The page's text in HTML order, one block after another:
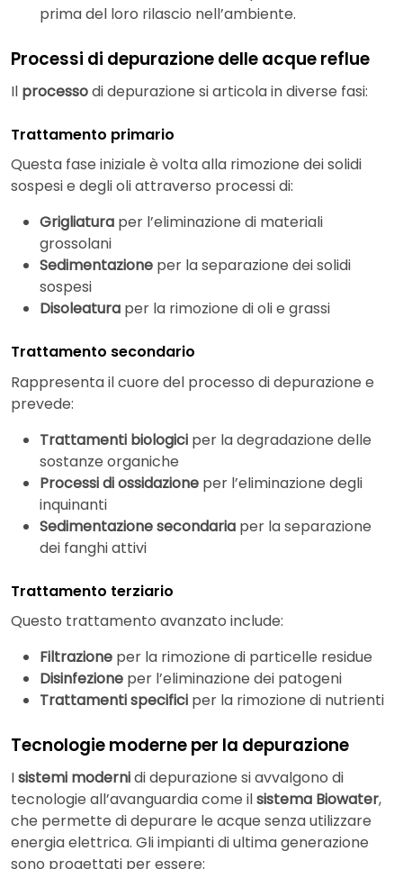
prima del loro rilascio nell’ambiente.
Processi di depurazione delle acque reflue
Il processodi depurazione si articola in diverse fasi:
Trattamento primario
Questa fase iniziale è volta alla rimozione dei solidi
sospesi e degli oli attraverso processi di:
Grigliatura per l’eliminazione di materiali
grossolani
Sedimentazione per la separazione dei solidi
sospesi
Disoleatura per la rimozione di oli e grassi
Trattamento secondario
Rappresenta il cuore del processo di depurazione e
prevede:
Trattamenti biologici per la degradazione delle
sostanze organiche
Processi di ossidazione per l’eliminazione degli
inquinanti
Sedimentazione secondaria per la separazione
dei fanghi attivi
Trattamento terziario
Questo trattamento avanzato include:
Filtrazione per la rimozione di particelle residue
Disinfezione per l’eliminazione dei patogeni
Trattamenti specifici per la rimozione di nutrienti
Tecnologie moderne per la depurazione
Isistemi modernidi depurazione si avvalgono di
tecnologie all’avanguardia come ilsistema Biowater,
che permette di depurare le acque senza utilizzare
energia elettrica. Gli impianti di ultima generazione
sono progettati per essere: